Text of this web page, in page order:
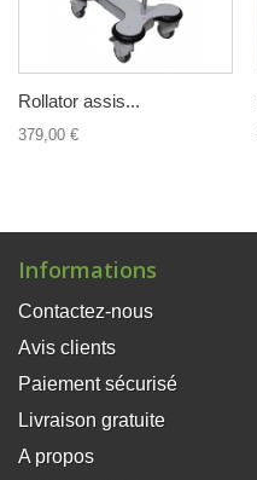
Rollator assis...
379,00 €
Informations
Contactez-nous
Avis clients
Paiement sécurisé
Livraison gratuite
A propos